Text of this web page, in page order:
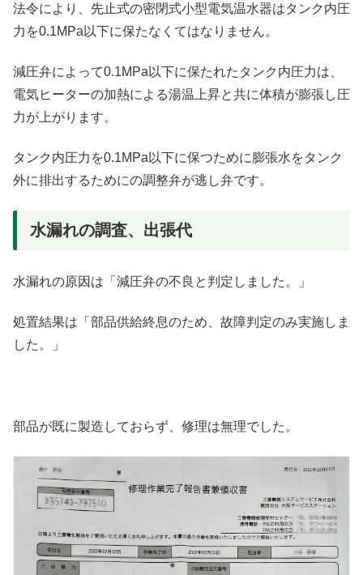
法令により、先止式の密閉式小型電気温水器はタンク内圧
力を0.1MPa以下に保たなくてはなりません。
減圧弁によって0.1MPa以下に保たれたタンク内圧力は、
電気ヒーターの加熱による湯温上昇と共に体積が膨張し圧
力が上がります。
タンク内圧力を0.1MPa以下に保つために膨張水をタンク
外に排出するためにの調整弁が逃し弁です。
水漏れの調査、出張代
水漏れの原因は「減圧弁の不良と判定しました。」
処置結果は「部品供給終息のため、故障判定のみ実施しま
した。」
部品が既に製造しておらず、修理は無理でした。